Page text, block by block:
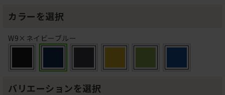
カラーを選択
W9×ネイビーブルー
バリエーションを選択